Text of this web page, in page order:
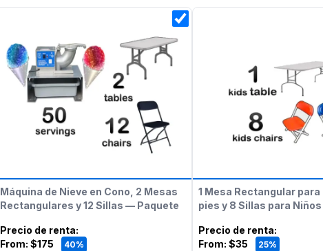
Máquina de Nieve en Cono, 2 Mesas
Rectangulares y 12 Sillas — Paquete
Precio de renta:
From: $175
40%
1 Mesa Rectangular para
pies y 8 Sillas para Niños
Precio de renta:
From: $35
25%